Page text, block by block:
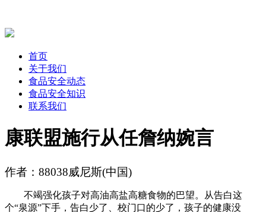
首页
关于我们
食品安全动态
食品安全知识
联系我们
康联盟施行从任詹纳婉言
作者：88038威尼斯(中国)
不竭强化孩子对高油高盐高糖食物的巴望。从告白这
个“泉源”下手，告白少了、校门口的少了，孩子的健康没